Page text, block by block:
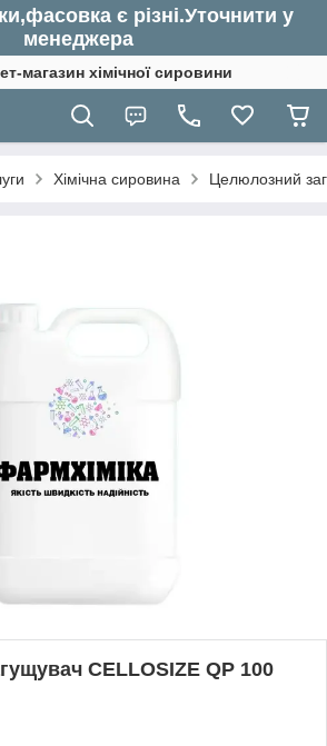
є різні.Уточнити у
менеджера
магазин хімічної сировини
Хімічна сировина Целюлозний
CELLOSIZE QP 100